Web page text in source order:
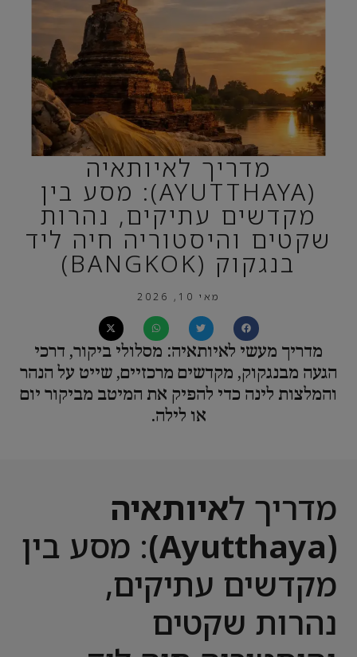
מדריך לאיותאיה
(AYUTTHAYA): מסע בין
מקדשים עתיקים, נהרות
שקטים והיסטוריה חיה ליד
בנגקוק (BANGKOK)
מאי 10, 2026
מדריך מעשי לאיותאיה: מסלולי ביקור, דרכי
הגעה מבנגקוק, מקדשים מרכזיים, שייט על הנהר
והמלצות לינה כדי להפיק את המיטב מביקור יום
או לילה.
מדריך לאיותאיה
(Ayutthaya)
: מסע בין
מקדשים עתיקים,
נהרות שקטים